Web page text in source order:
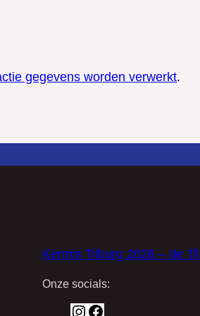
gegevens worden verwerkt.
Kermis Tilburg 2026 – de
Onze socials:
I